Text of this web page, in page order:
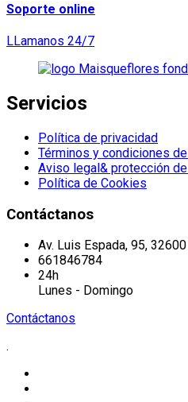
Soporte online
LLamanos 24/7
Servicios
Política de privacidad
Términos y condiciones
Aviso legal& protección
Política de Cookies
Contáctanos
Av. Luis Espada, 95,
661846784
24h
Lunes - Domingo
Contáctanos
.